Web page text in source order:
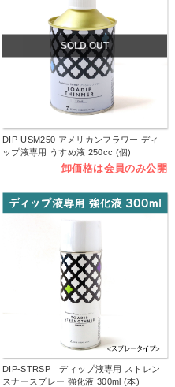
SOLD OUT
DIP-USM250 アメリカンフラワー ディ
ップ液専用 うすめ液 250cc (個)
卸価格は会員のみ公開
DIP-STRSP ディップ液専用 ストレン
スナースプレー 強化液 300ml (本)